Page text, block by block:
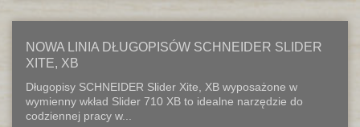
NOWA LINIA DŁUGOPISÓW SCHNEIDER SLIDER
XITE, XB
Długopisy SCHNEIDER Slider Xite, XB wyposażone w
wymienny wkład Slider 710 XB to idealne narzędzie do
codziennej pracy w...